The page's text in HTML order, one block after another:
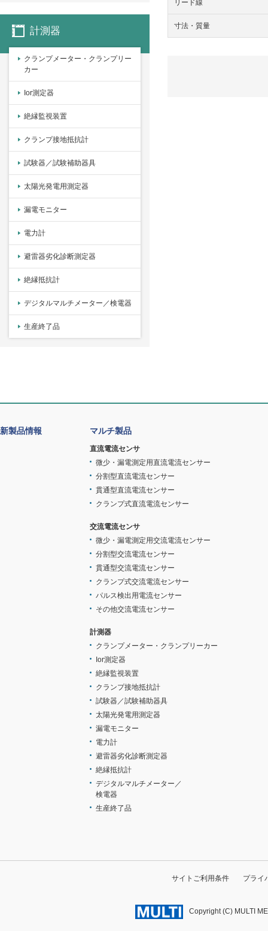
計測器
クランプメーター・クランプリー
カー
Ior測定器
絶縁監視装置
クランプ接地抵抗計
試験器／試験補助器具
太陽光発電用測定器
漏電モニター
電力計
避雷器劣化診断測定器
絶縁抵抗計
デジタルマルチメーター／検電器
生産終了品
リード線
寸法・質量
新製品情報 マルチ製品
直流電流センサ
微少・漏電測定用直流電流センサー
分割型直流電流センサー
貫通型直流電流センサー
クランプ式直流電流センサー
交流電流センサ
微少・漏電測定用交流電流センサー
分割型交流電流センサー
貫通型交流電流センサー
クランプ式交流電流センサー
パルス検出用電流センサー
その他交流電流センサー
計測器
クランプメーター・クランプリーカー
Ior測定器
絶縁監視装置
クランプ接地抵抗計
試験器／試験補助器具
太陽光発電用測定器
漏電モニター
電力計
避雷器劣化診断測定器
絶縁抵抗計
デジタルマルチメーター／
検電器
生産終了品
サイトご利用条件 プライ
Copyright (C) MULTI